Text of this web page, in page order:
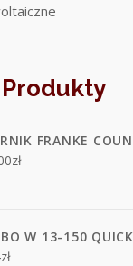
FRANKE
zł
W 13-150
zł